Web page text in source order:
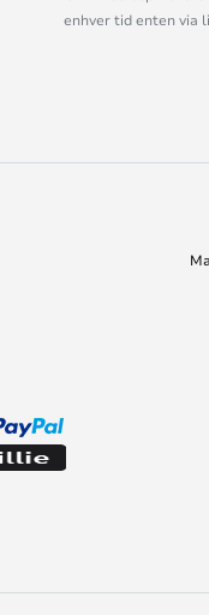
enhver tid enten via